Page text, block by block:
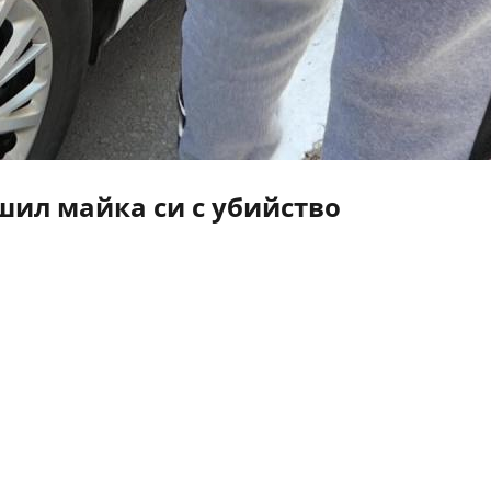
майка си с убийство